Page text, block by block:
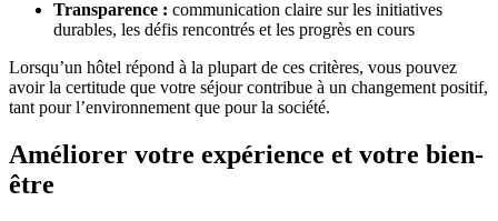
Transparence : communication claire sur les initiatives
durables, les défis rencontrés et les progrès en cours
Lorsqu’un hôtel répond à la plupart de ces critères, vous pouvez
avoir la certitude que votre séjour contribue à un changement positif,
tant pour l’environnement que pour la société.
Améliorer votre expérience et votre bien-
être